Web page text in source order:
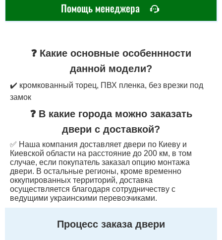
Помощь менеджера
❓ Какие основные особеннности
данной модели?
✔️ кромкованный торец, ПВХ пленка, без врезки под
замок
❓ В какие города можно заказать
двери с доставкой?
✅ Наша компания доставляет двери по Киеву и
Киевской области на расстояние до 200 км, в том
случае, если покупатель заказал опцию монтажа
двери. В остальные регионы, кроме временно
оккупированных территорий, доставка
осуществляется благодаря сотрудничеству с
ведущими украинскими перевозчиками.
Процесс заказа двери